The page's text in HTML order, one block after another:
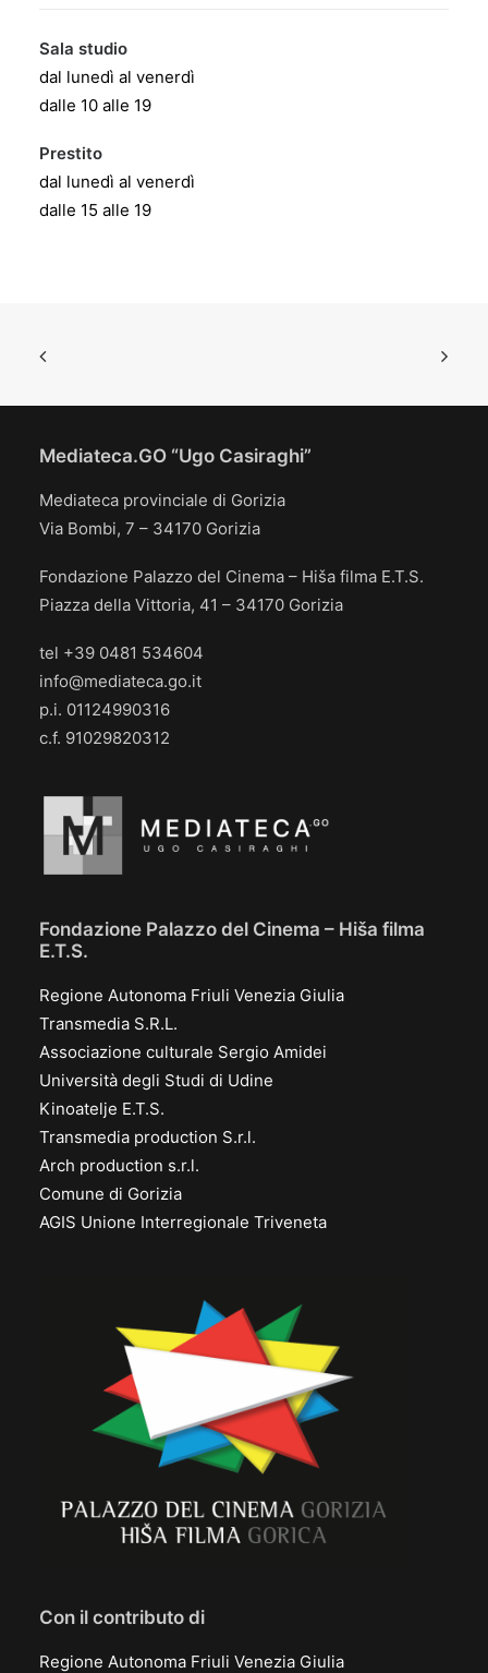
Sala studio
dal lunedì al venerdì
dalle 10 alle 19
Prestito
dal lunedì al venerdì
dalle 15 alle 19
Mediateca.GO “Ugo Casiraghi”
Mediateca provinciale di Gorizia
Via Bombi, 7 – 34170 Gorizia
Fondazione Palazzo del Cinema – Hiša filma E.T.S.
Piazza della Vittoria, 41 – 34170 Gorizia
tel +39 0481 534604
info@mediateca.go.it
p.i. 01124990316
c.f. 91029820312
Fondazione Palazzo del Cinema – Hiša filma
E.T.S.
Regione Autonoma Friuli Venezia Giulia
Transmedia S.R.L.
Associazione culturale Sergio Amidei
Università degli Studi di Udine
Kinoatelje E.T.S.
Transmedia production S.r.l.
Arch production s.r.l.
Comune di Gorizia
AGIS Unione Interregionale Triveneta
Con il contributo di
Regione Autonoma Friuli Venezia Giulia